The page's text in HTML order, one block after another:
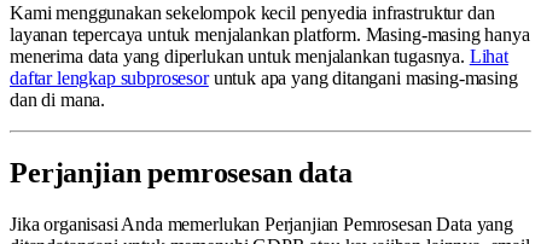
Kami menggunakan sekelompok kecil penyedia infrastruktur dan
layanan tepercaya untuk menjalankan platform. Masing-masing hanya
menerima data yang diperlukan untuk menjalankan tugasnya. Lihat
daftar lengkap subprosesoruntuk apa yang ditangani masing-masing
dan di mana.
Perjanjian pemrosesan data
Jika organisasi Anda memerlukan Perjanjian Pemrosesan Data yang